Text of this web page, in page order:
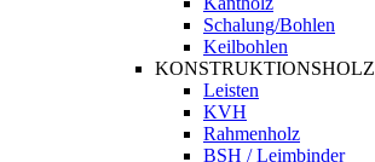
Schalung/Bohlen
Keilbohlen
KONSTRUKTIONSHOLZ
Leisten
KVH
Rahmenholz
BSH / Leimbinder